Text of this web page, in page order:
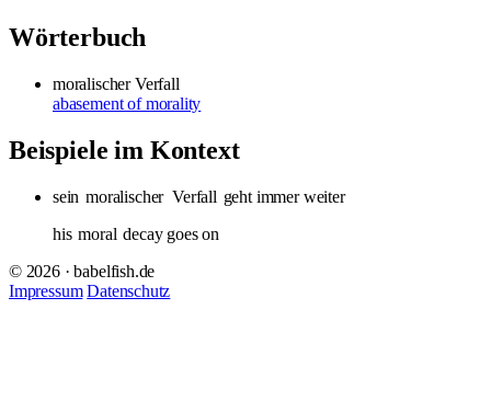
Wörterbuch
moralischer Verfall
abasement of morality
Beispiele im Kontext
sein moralischer Verfall geht immer weiter
his moral decay goes on
© 2026 · babelfish.de
Impressum Datenschutz